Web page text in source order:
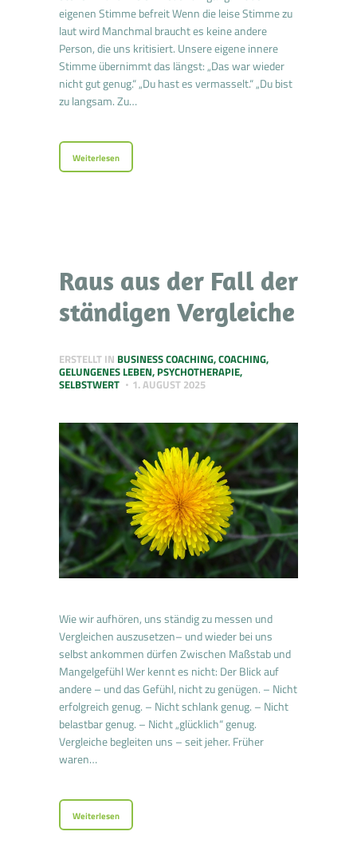
eigenen Stimme befreit Wenn die leise Stimme zu
laut wird Manchmal braucht es keine andere
Person, die uns kritisiert. Unsere eigene innere
Stimme übernimmt das längst: „Das war wieder
nicht gut genug.“ „Du hast es vermasselt.“ „Du bist
zu langsam. Zu…
Weiterlesen
Raus aus der Fall der
ständigen Vergleiche
ERSTELLT IN BUSINESS COACHING,COACHING,
GELUNGENES LEBEN, PSYCHOTHERAPIE,
SELBSTWERT
1. AUGUST 2025
Wie wir aufhören, uns ständig zu messen und
Vergleichen auszusetzen– und wieder bei uns
selbst ankommen dürfen Zwischen Maßstab und
Mangelgefühl Wer kennt es nicht: Der Blick auf
andere – und das Gefühl, nicht zu genügen. – Nicht
erfolgreich genug. – Nicht schlank genug. – Nicht
belastbar genug. – Nicht „glücklich“ genug.
Vergleiche begleiten uns – seit jeher. Früher
waren…
Weiterlesen